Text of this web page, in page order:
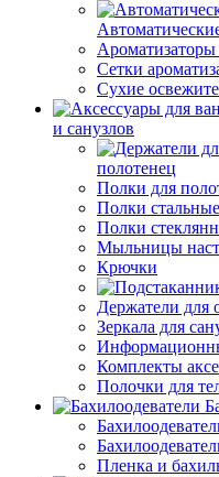
Сетки
Сухие
и санузлов
полотенец
Полки для
Полки
Полки
Мыльницы
Крючки
Держатели для
Зеркала для
Комплекты
Полочки для
Пленка и